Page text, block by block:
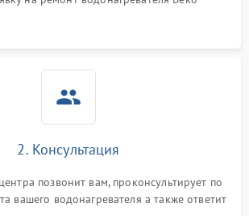
2. Консультация
позвонит вам, проконсультирует по
вашего водонагревателя а также ответит